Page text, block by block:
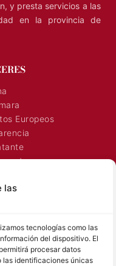
las
tecnologías como las
del dispositivo. El
procesar datos
las identificaciones únicas
y presta servicios a las
en la provincia de
Europeos
LEGALES
Aviso Legal